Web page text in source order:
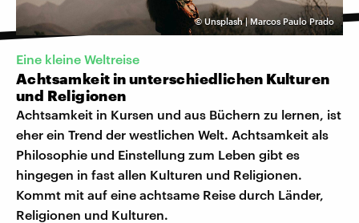
©Unsplash | Marcos Paulo Prado
Eine kleine Weltreise
Achtsamkeit in unterschiedlichen Kulturen
und Religionen
Achtsamkeit in Kursen und aus Büchern zu lernen, ist
eher ein Trend der westlichen Welt. Achtsamkeit als
Philosophie und Einstellung zum Leben gibt es
hingegen in fast allen Kulturen und Religionen.
Kommt mit auf eine achtsame Reise durch Länder,
Religionen und Kulturen.